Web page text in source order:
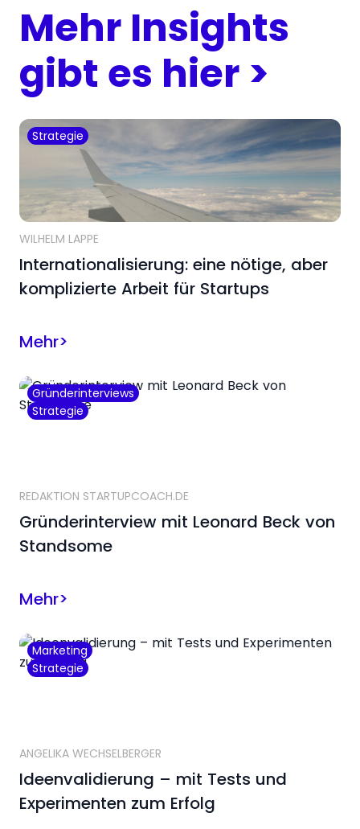
Mehr Insights
gibt es hier >
Strategie
WILHELM LAPPE
Internationalisierung: eine nötige, aber
komplizierte Arbeit für Startups
Mehr>
Gründerinterviews
Strategie
REDAKTION STARTUPCOACH.DE
Gründerinterview mit Leonard Beck von
Standsome
Mehr>
Marketing
Strategie
ANGELIKA WECHSELBERGER
Ideenvalidierung – mit Tests und
Experimenten zum Erfolg